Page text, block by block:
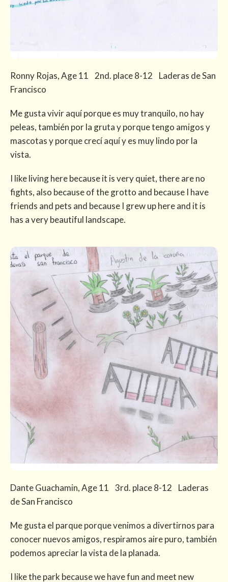
Ronny Rojas, Age 11 2nd. place 8-12 Laderas de San
Francisco
Me gusta vivir aquí porque es muy tranquilo, no hay
peleas, también por la gruta y porque tengo amigos y
mascotas y porque crecí aquí y es muy lindo por la
vista.
I like living here because it is very quiet, there are no
fights, also because of the grotto and because I have
friends and pets and because I grew up here and it is
has a very beautiful landscape.
Dante Guachamin, Age 11 3rd. place 8-12 Laderas
de San Francisco
Me gusta el parque porque venimos a divertirnos para
conocer nuevos amigos, respiramos aire puro, también
podemos apreciar la vista de la planada.
I like the park because we have fun and meet new